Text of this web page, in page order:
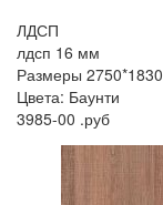
ЛДСП
лдсп 16 мм
Размеры 2750*1830
Цвета: Баунти
3985-00 .руб